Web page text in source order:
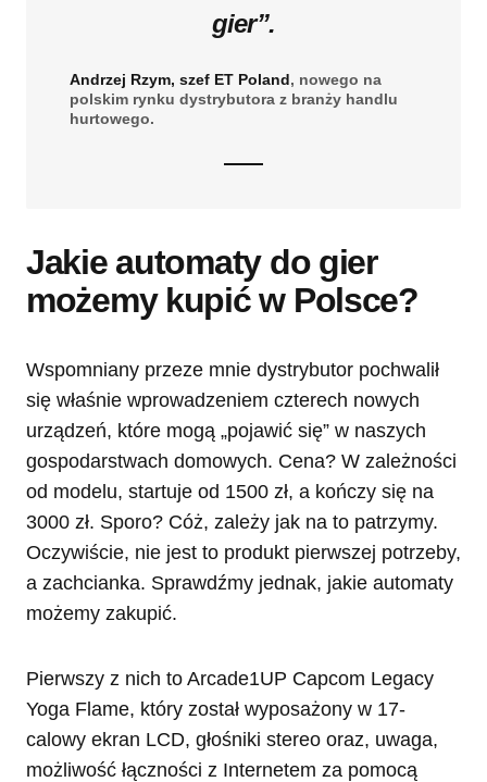
gier”.
Andrzej Rzym, szef ET Poland, nowego na
polskim rynku dystrybutora z branży handlu
hurtowego.
Jakie automaty do gier
możemy kupić w Polsce?
Wspomniany przeze mnie dystrybutor pochwalił
się właśnie wprowadzeniem czterech nowych
urządzeń, które mogą „pojawić się” w naszych
gospodarstwach domowych. Cena? W zależności
od modelu, startuje od 1500 zł, a kończy się na
3000 zł. Sporo? Cóż, zależy jak na to patrzymy.
Oczywiście, nie jest to produkt pierwszej potrzeby,
a zachcianka. Sprawdźmy jednak, jakie automaty
możemy zakupić.
Pierwszy z nich to Arcade1UP Capcom Legacy
Yoga Flame, który został wyposażony w 17-
calowy ekran LCD, głośniki stereo oraz, uwaga,
możliwość łączności z Internetem za pomocą